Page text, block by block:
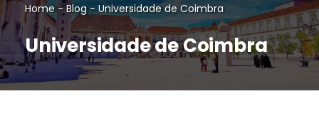
Home-Blog- Universidade de Coimbra
Universidade de Coimbra